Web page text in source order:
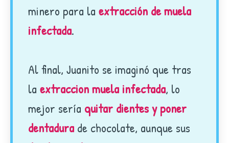
minero para la extracción de muela
infectada.
Al final, Juanito se imaginó que tras
la extraccion muela infectada, lo
mejor sería quitar dientes y poner
dentadura de chocolate, aunque sus